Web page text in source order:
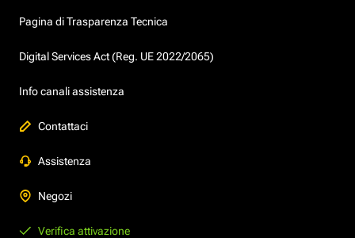
Pagina di Trasparenza Tecnica
Digital Services Act (Reg. UE 2022/2065)
Info canali assistenza
Contattaci
Assistenza
Negozi
Verifica attivazione